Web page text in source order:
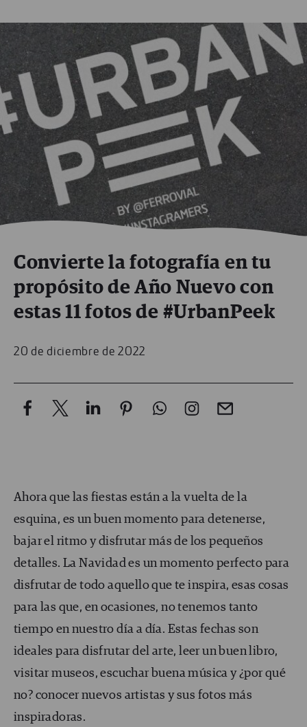
Convierte la fotografía en tu
propósito de Año Nuevo con
estas 11 fotos de #UrbanPeek
20 de diciembre de 2022
Ahora que las fiestas están a la vuelta de la
esquina, es un buen momento para detenerse,
bajar el ritmo y disfrutar más de los pequeños
detalles. La Navidad es un momento perfecto para
disfrutar de todo aquello que te inspira, esas cosas
para las que, en ocasiones, no tenemos tanto
tiempo en nuestro día a día. Estas fechas son
ideales para disfrutar del arte, leer un buen libro,
visitar museos, escuchar buena música y ¿por qué
no? conocer nuevos artistas y sus fotos más
inspiradoras.